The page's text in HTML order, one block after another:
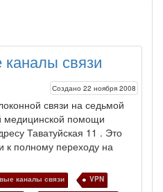
связи
Создано 22 ноября 2008
связи на седьмой
медицинской помощи
Таватуйская 11 . Это
к полному переходу на
каналы связи
VPN